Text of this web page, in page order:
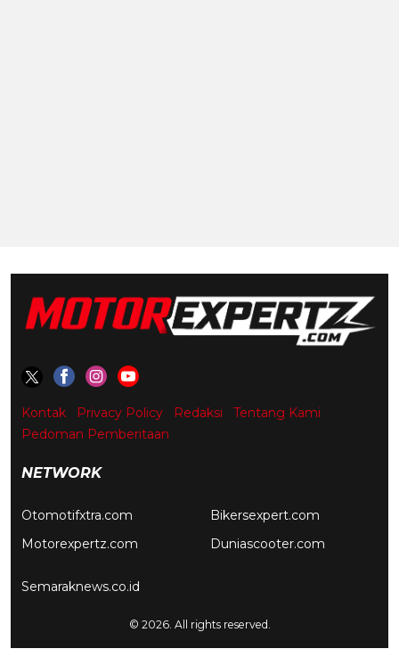
Kontak Privacy Policy Redaksi
Tentang Kami
Pedoman Pemberitaan
NETWORK
Otomotifxtra.com
Motorexpertz.com
Bikersexpert.com
Duniascooter.com
Semaraknews.co.id
© 2026. All rights reserved.